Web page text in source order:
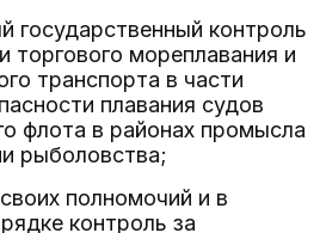
государственный контроль
торгового мореплавания и
транспорта в части
плавания судов
флота в районах промысла
рыболовства;
полномочий и в
контроль за